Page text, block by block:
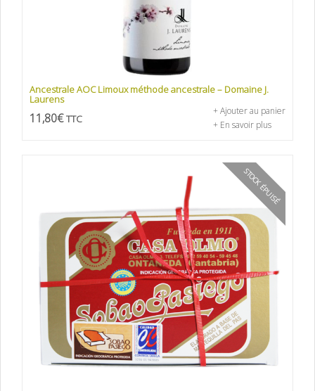
Ancestrale AOC Limoux méthode ancestrale – Domaine J.
Laurens
11,80€ TTC
+ Ajouter au panier
+ En savoir plus
STOCK ÉPUISÉ